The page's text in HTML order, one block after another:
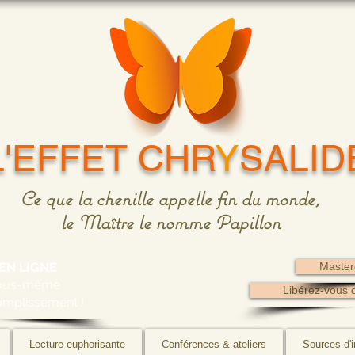
CHRY
Ce que la chenille appelle fin du monde,
le Maître le nomme Papillon
Libérez-vous
Lecture euphorisante Conférences & ateliers Sources